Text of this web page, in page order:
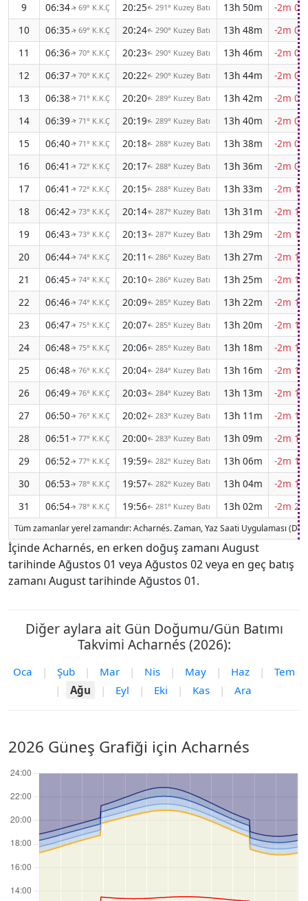
9
06:34↑69° K.K.Ç 20:25↑ 291° Kuzey Batı 13h 50m
-2m
10
06:35↑69° K.K.Ç 20:24↑ 290° Kuzey Batı 13h 48m
-2m
11
06:36↑70° K.K.Ç 20:23↑ 290° Kuzey Batı 13h 46m
-2m
12
06:37↑70° K.K.Ç 20:22↑ 290° Kuzey Batı 13h 44m
-2m
13
06:38↑71° K.K.Ç 20:20↑ 289° Kuzey Batı 13h 42m
-2m
14
06:39↑71° K.K.Ç 20:19↑ 289° Kuzey Batı 13h 40m
-2m
15
06:40↑71° K.K.Ç 20:18↑ 288° Kuzey Batı 13h 38m
-2m
16
06:41 ↑72° K.K.Ç 20:17↑ 288° Kuzey Batı 13h 36m
-2m
17
06:41 ↑72° K.K.Ç 20:15↑ 288° Kuzey Batı 13h 33m
-2m
18
06:42↑73° K.K.Ç 20:14↑ 287° Kuzey Batı 13h 31m
-2m
19
06:43↑73° K.K.Ç 20:13↑ 287° Kuzey Batı 13h 29m
-2m
20
06:44↑ 74° K.K.Ç 20:11 ↑ 286° Kuzey Batı 13h 27m
-2m
21
06:45↑ 74° K.K.Ç 20:10↑ 286° Kuzey Batı 13h 25m
-2m
22
06:46↑ 74° K.K.Ç 20:09↑ 285° Kuzey Batı 13h 22m
-2m
23
06:47↑ 75° K.K.Ç 20:07↑ 285° Kuzey Batı 13h 20m
-2m
24
06:48↑ 75° K.K.Ç 20:06↑ 285° Kuzey Batı 13h 18m
-2m
25
06:48↑ 76° K.K.Ç 20:04↑ 284° Kuzey Batı 13h 16m
-2m
26
06:49↑ 76° K.K.Ç 20:03↑ 284° Kuzey Batı 13h 13m
-2m
27
06:50↑ 76° K.K.Ç 20:02↑ 283° Kuzey Batı 13h 11m
-2m
28
06:51 ↑ 77° K.K.Ç 20:00↑ 283° Kuzey Batı 13h 09m
-2m
29
06:52↑ 77° K.K.Ç 19:59↑ 282° Kuzey Batı 13h 06m
-2m
30
06:53↑ 78° K.K.Ç 19:57↑ 282° Kuzey Batı 13h 04m
-2m
31
06:54↑ 78° K.K.Ç 19:56↑ 281° Kuzey Batı 13h 02m -2m
Tüm zamanlar yerel zamandır: Acharnés. Zaman, Yaz Saati Uygulaması
İçinde Acharnés, en erken doğuş zamanı August
tarihinde Ağustos 01 veya Ağustos 02 veya en geç batış
zamanı August tarihinde Ağustos 01.
Diğer aylara ait Gün Doğumu/Gün Batımı
Takvimi Acharnés (2026):
Oca | Şub | Mar | Nis | May | Haz |
Tem
|
Ağu | Eyl | Eki | Kas | Ara
2026 Güneş Grafiği için Acharnés